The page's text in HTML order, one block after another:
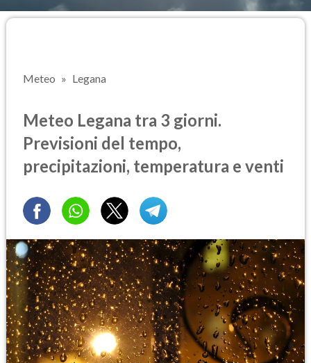
Meteo Legana
Meteo Legana tra 3 giorni.
Previsioni del tempo,
precipitazioni, temperatura e venti